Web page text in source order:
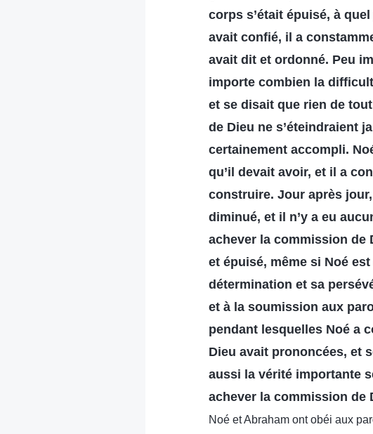
corps s’était épuisé, à
avait confié, il a
avait dit et ordonné. Peu
importe combien la
et se disait que rien de
de Dieu ne s’éteindraient
certainement accompli.
qu’il devait avoir, et il a
construire. Jour après
diminué, et il n’y a eu
achever la commission de
et épuisé, même si Noé
détermination et sa
et à la soumission aux
pendant lesquelles Noé a
Dieu avait prononcées, et
aussi la vérité importante
achever la commission de
Noé et Abraham ont obéi aux